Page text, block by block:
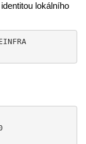
lokálního